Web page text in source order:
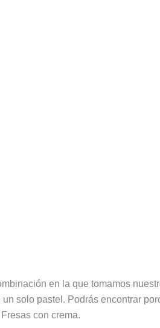
en la que tomamos
solo pastel. Podrás encontrar
con crema.